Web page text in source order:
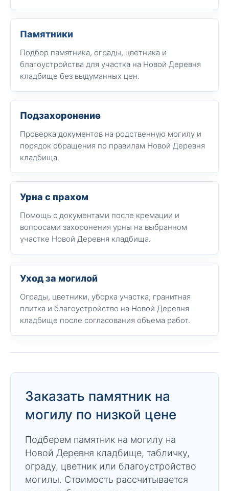
Памятники
Подбор памятника, ограды, цветника и
благоустройства для участка на Новой Деревня
кладбище без выдуманных цен.
Подзахоронение
Проверка документов на родственную могилу и
порядок обращения по правилам Новой Деревня
кладбища.
Урна с прахом
Помощь с документами после кремации и
вопросами захоронения урны на выбранном
участке Новой Деревня кладбища.
Уход за могилой
Ограды, цветники, уборка участка, гранитная
плитка и благоустройство на Новой Деревня
кладбище после согласования объема работ.
Заказать памятник на
могилу по низкой цене
Подберем памятник на могилу на
Новой Деревня кладбище, табличку,
ограду, цветник или благоустройство
могилы. Стоимость рассчитывается